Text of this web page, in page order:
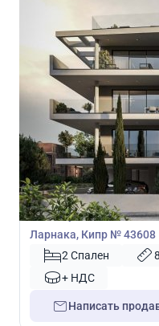
€285 000
Пентхаус
Пентхаус с 2
Ларнака, Кипр № 43608
2 Спален
+ НДС
Написать